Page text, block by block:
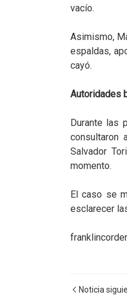
vacío.
Asimismo,
espaldas,
cayó.
Autoridades
Durante las
consultaron
Salvador
momento.
El caso se
esclarecer
Noticia